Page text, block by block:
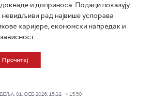
и доприноса. Подаци показују
невидљиви рад највише успорава
каријере, економски напредак и
Прочитај
01. ФЕБ 2026, 15:32 -> 15:50